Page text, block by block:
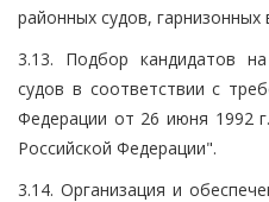
районных судов, гарнизонных
3.13. Подбор кандидатов
судов в соответствии с
Федерации от 26 июня 1992
Российской Федерации".
3.14. Организация и